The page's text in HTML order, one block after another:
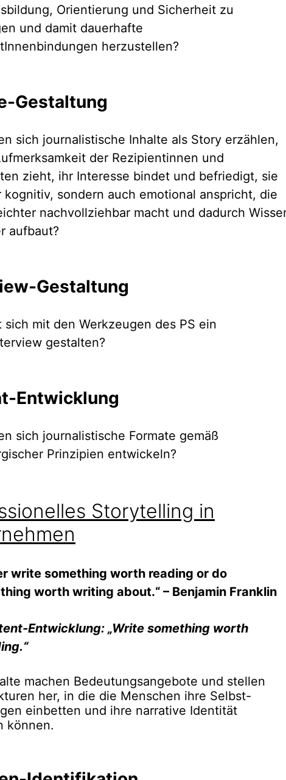
Orientierung und Sicherheit zu
und damit dauerhafte
herzustellen?
Gestaltung
sich journalistische Inhalte als Story erzählen,
der Rezipientinnen und
zieht, ihr Interesse bindet und befriedigt, sie
kognitiv, sondern auch emotional anspricht, die
nachvollziehbar macht und dadurch
aufbaut?
Gestaltung
sich mit den Werkzeugen des PS ein
gestalten?
Entwicklung
sich journalistische Formate gemäß
Prinzipien entwickeln?
Storytelling in
write something worth reading or do
worth writing about.“ – Benjamin Franklin
Entwicklung: „Write something worth
machen Bedeutungsangebote und stellen
her, in die die Menschen ihre Selbst-
einbetten und ihre narrative Identität
können.